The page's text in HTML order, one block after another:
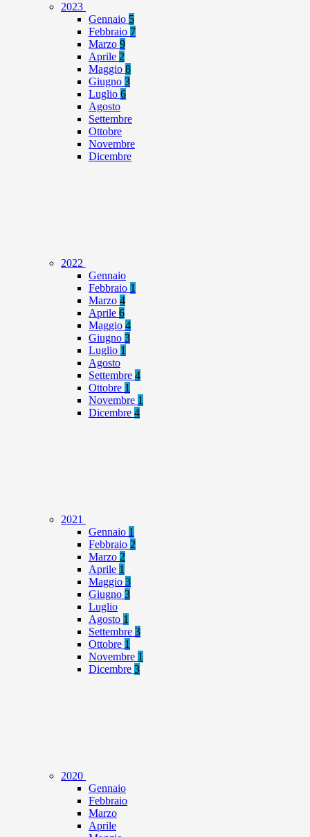
2023
Gennaio 5
Febbraio 7
Marzo 9
Aprile 2
Maggio 8
Giugno 3
Luglio 6
Agosto
Settembre
Ottobre
Novembre
Dicembre
2022
Gennaio
Febbraio 1
Marzo 4
Aprile 6
Maggio 4
Giugno 3
Luglio 1
Agosto
Settembre 4
Ottobre 1
Novembre 1
Dicembre 4
2021
Gennaio 1
Febbraio 2
Marzo 2
Aprile 1
Maggio 3
Giugno 3
Luglio
Agosto 1
Settembre 3
Ottobre 1
Novembre 1
Dicembre 3
2020
Gennaio
Febbraio
Marzo
Aprile